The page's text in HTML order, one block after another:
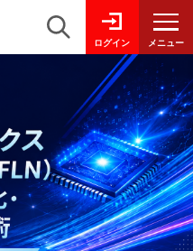
ログイン メニュー